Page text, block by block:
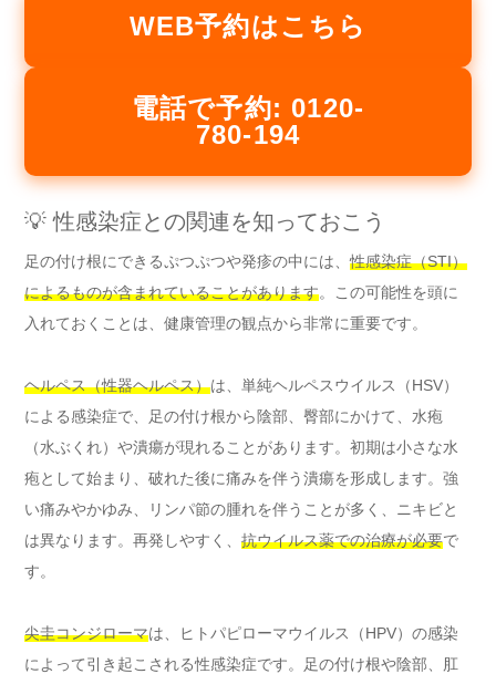
WEB予約はこちら
電話で予約: 0120-
780-194
💡 性感染症との関連を知っておこう
足の付け根にできるぷつぷつや発疹の中には、性感染症（STI）
によるものが含まれていることがあります。この可能性を頭に
入れておくことは、健康管理の観点から非常に重要です。
ヘルペス（性器ヘルペス）は、単純ヘルペスウイルス（HSV）
による感染症で、足の付け根から陰部、臀部にかけて、水疱
（水ぶくれ）や潰瘍が現れることがあります。初期は小さな水
疱として始まり、破れた後に痛みを伴う潰瘍を形成します。強
い痛みやかゆみ、リンパ節の腫れを伴うことが多く、ニキビと
は異なります。再発しやすく、 抗ウイルス薬での治療が必要で
す。
尖圭コンジローマは、ヒトパピローマウイルス（HPV）の感染
によって引き起こされる性感染症です。足の付け根や陰部、肛